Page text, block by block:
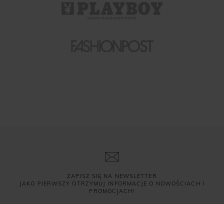
ZAPISZ SIĘ NA NEWSLETTER
JAKO PIERWSZY OTRZYMUJ INFORMACJE O NOWOŚCIACH I
PROMOCJACH!